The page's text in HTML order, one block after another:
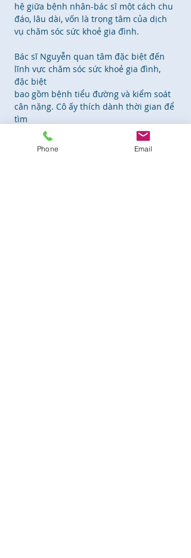
hệ giữa bệnh nhân-bác sĩ một cách chu
đáo, lâu dài, vốn là trọng tâm của dịch
vụ chăm sóc sức khoẻ gia đình.
Bác sĩ Nguyễn quan tâm đặc biệt đến
lĩnh vực chăm sóc sức khoẻ gia đình,
đặc biệt
bao gồm bệnh tiểu đường và kiểm soát
cân nặng. Cô ấy thích dành thời gian để
tìm
hiểu về độc đáo của từng bệnh nhân.
Sử dụng khuôn khổ đó, bác sĩ Nguyễn
Phone Email